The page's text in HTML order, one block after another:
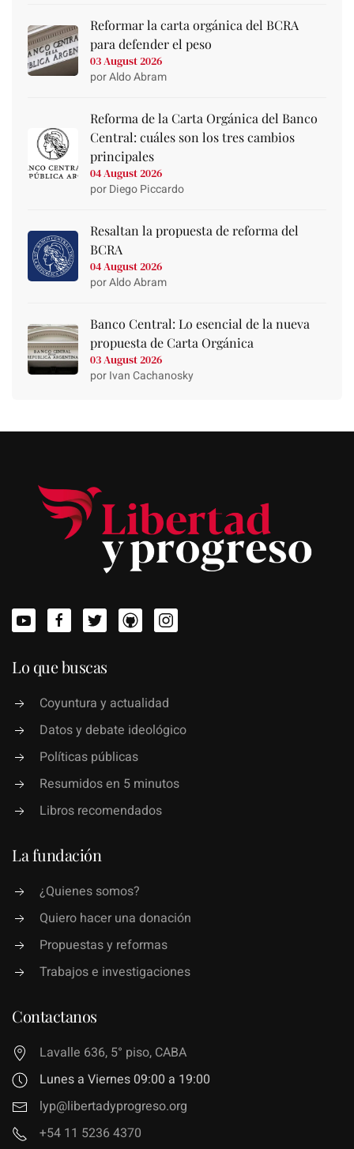
Reformar la carta orgánica del BCRA
para defender el peso
03 August 2026
por Aldo Abram
Reforma de la Carta Orgánica del Banco
Central: cuáles son los tres cambios
principales
04 August 2026
por Diego Piccardo
Resaltan la propuesta de reforma del
BCRA
04 August 2026
por Aldo Abram
Banco Central: Lo esencial de la nueva
propuesta de Carta Orgánica
03 August 2026
por Ivan Cachanosky
Lo que buscas
Coyuntura y actualidad
Datos y debate ideológico
Políticas públicas
Resumidos en 5 minutos
Libros recomendados
La fundación
¿Quienes somos?
Quiero hacer una donación
Propuestas y reformas
Trabajos e investigaciones
Contactanos
Lavalle 636, 5° piso, CABA
Lunes a Viernes 09:00 a 19:00
lyp@libertadyprogreso.org
+54 11 5236 4370